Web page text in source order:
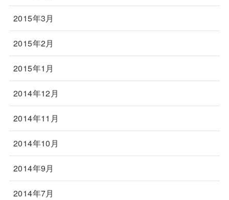
2015年3月
2015年2月
2015年1月
2014年12月
2014年11月
2014年10月
2014年9月
2014年7月